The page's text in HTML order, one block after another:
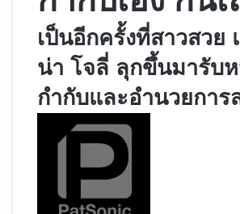
เป็นอีกครั้งที่สาวสวย
น่า โจลี่ ลุกขึ้นมารับ
กำกับและอำนวยการ